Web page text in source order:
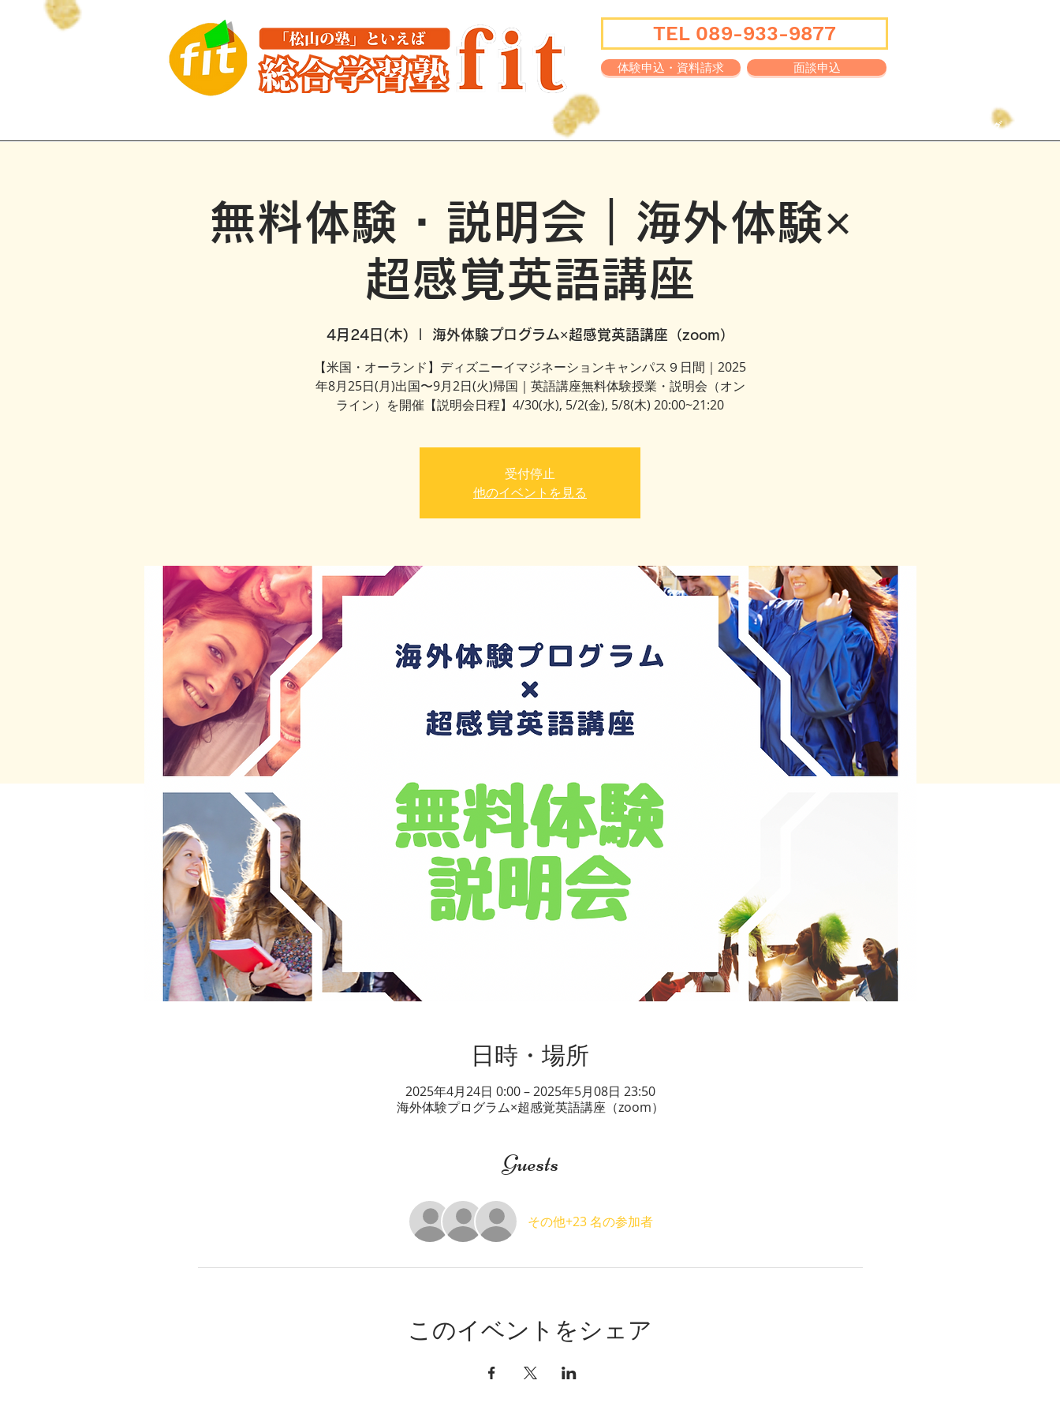
TEL 089-933-9877
体験申込・資料請求 面談申込
学習環境 ブログ
無料体験・説明会｜海外体験×
超感覚英語講座
4月24日(木) 海外体験プログラム×超感覚英語講座（zoom）
【米国・オーランド】ディズニーイマジネーションキャンパス９日間｜2025
年8月25日(月)出国〜9月2日(火)帰国｜英語講座無料体験授業・説明会（オン
ライン）を開催【説明会日程】4/30(水), 5/2(金), 5/8(木) 20:00~21:20
受付停止
他のイベントを見る
日時・場所
2025年4月24日 0:00 – 2025年5月08日 23:50
海外体験プログラム×超感覚英語講座（zoom）
Guests
その他+23 名の参加者
このイベントをシェア